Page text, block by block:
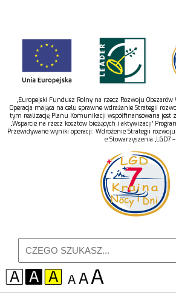
„Europejski Fundusz Rolny na rzecz Rozwoju
Operacja mająca na celu sprawne wdrażanie Strategii
tym realizację Planu Komunikacji współfinansowana jest
„Wsparcie na rzecz kosztów bieżących i aktywizacji”
Przewidywane wyniki operacji: Wdrożenie Strategii
e Stowarzyszenia „LGD7